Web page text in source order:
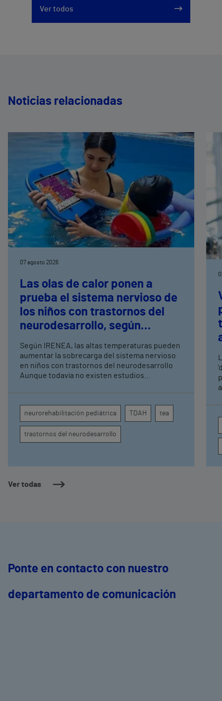
Ver todos
Noticias relacionadas
Ver todas
07 agosto 2026
Las olas de calor ponen a
prueba el sistema nervioso de
los niños con trastornos del
neurodesarrollo, según
neurorrehabilitación
pediátrica de Vithas
Según IRENEA, las altas temperaturas pueden
aumentar la sobrecarga del sistema nervioso
en niños con trastornos del neurodesarrollo
Aunque todavía no existen estudios
atención, la regulación emocional y la
conducta
neurorehabilitación pediátrica TDAH tea
trastornos del neurodesarrollo
Ponte en contacto con nuestro
departamento de comunicación